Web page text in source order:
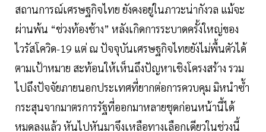
สถานการณ์เศรษฐกิจไทย ยังคงอยู่ในภาวะน่ากังวล แม้จะ
ผ่านพ้น “ช่วงท้องช้าง” หลังเกิดการระบาดครั้งใหญ่ของ
ไวรัสโควิด-19 แต่ ณ ปัจจุบันเศรษฐกิจไทยยังไม่พื้นตัวได้
ตามเป้าหมาย สะท้อนให้เห็นถึงปัญหาเชิงโครงสร้าง รวม
ไปถึงปัจจัยภายนอกประเทศที่ยากต่อการควบคุม มิหนำซ้ำ
กระสุนจากมาตรการรัฐที่ออกมาหลายชุดก่อนหน้านี้ได้
หมดลงแล้ว หันไปหันมาจึงเหลือทางเลือกเดียวในช่วงนี้